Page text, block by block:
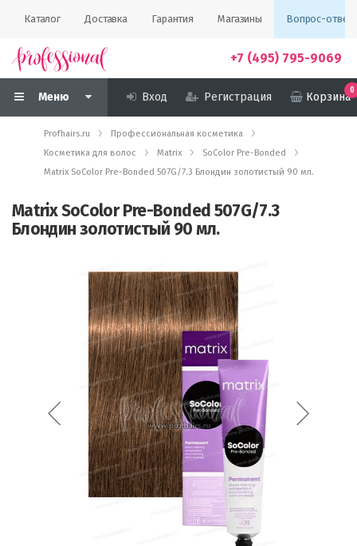
Каталог Доставка Гарантия Магазины Вопрос-ответ
+7 (495) 795-9069
Меню Вход Регистрация Корзина
0
Profhairs.ru
Профессиональная косметика
Косметика для волос
Matrix
SoColor Pre-Bonded
Matrix SoColor Pre-Bonded 507G/7.3 Блондин золотистый 90 мл.
Matrix SoColor Pre-Bonded 507G/7.3
Блондин золотистый 90 мл.